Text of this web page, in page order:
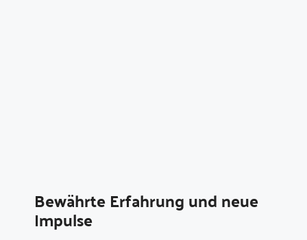
Bewährte Erfahrung und neue
Impulse